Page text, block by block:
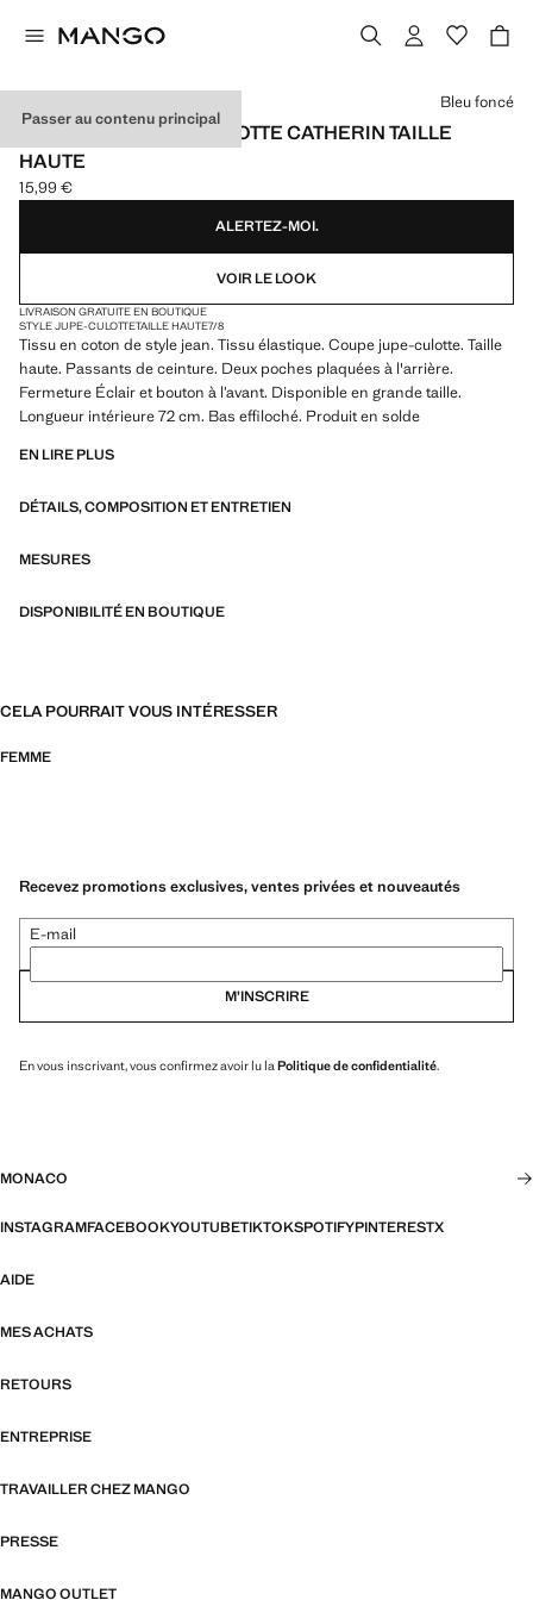
Passer au contenu principal
JEAN STYLE JUPE-CULOTTE CATHERIN TAILLE
HAUTE
Prix actuel [15,99 € ]
15,99 €
Choisissez une couleur
Bleu foncé
ALERTEZ-MOI.
VOIR LE LOOK
LIVRAISON GRATUITE EN BOUTIQUE
STYLE JUPE-CULOTTETAILLE HAUTE7/8
Tissu en coton de style jean. Tissu élastique. Coupe jupe-culotte. Taille
haute. Passants de ceinture. Deux poches plaquées à l'arrière.
Fermeture Éclair et bouton à l’avant. Disponible en grande taille.
Longueur intérieure 72 cm. Bas effiloché. Produit en solde
EN LIRE PLUS
DÉTAILS, COMPOSITION ET ENTRETIEN
MESURES
DISPONIBILITÉ EN BOUTIQUE
CELA POURRAIT VOUS INTÉRESSER
FEMME
Recevez promotions exclusives, ventes privées et nouveautés
E-mail
M’INSCRIRE
En vous inscrivant, vous confirmez avoir lu la Politique de confidentialité.
MONACO
INSTAGRAMFACEBOOKYOUTUBETIKTOKSPOTIFYPINTERESTX
AIDE
MES ACHATS
RETOURS
ENTREPRISE
TRAVAILLER CHEZ MANGO
PRESSE
MANGO OUTLET